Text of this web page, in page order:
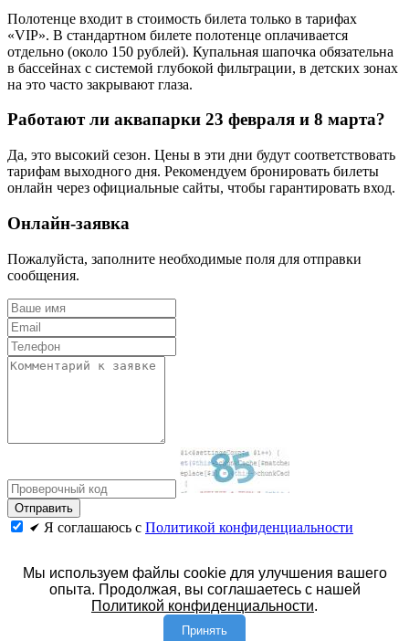
Полотенце входит в стоимость билета только в тарифах
«VIP». В стандартном билете полотенце оплачивается
отдельно (около 150 рублей). Купальная шапочка обязательна
в бассейнах с системой глубокой фильтрации, в детских зонах
на это часто закрывают глаза.
Работают ли аквапарки 23 февраля и 8 марта?
Да, это высокий сезон. Цены в эти дни будут соответствовать
тарифам выходного дня. Рекомендуем бронировать билеты
онлайн через официальные сайты, чтобы гарантировать вход.
Онлайн-заявка
Пожалуйста, заполните необходимые поля для отправки
сообщения.
Я соглашаюсь с Политикой конфиденциальности
© 2026 год. Официальный сайт АЗТИ.
Имеются противопоказания. Необходима консультация
Мы используем файлы cookie для улучшения вашего
опыта. Продолжая, вы соглашаетесь с нашей
Политикой конфиденциальности.
Принять